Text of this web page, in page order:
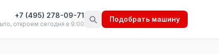
+7 (495) 278-09-71
откроем сегодня в 9:00
Подобрать машину